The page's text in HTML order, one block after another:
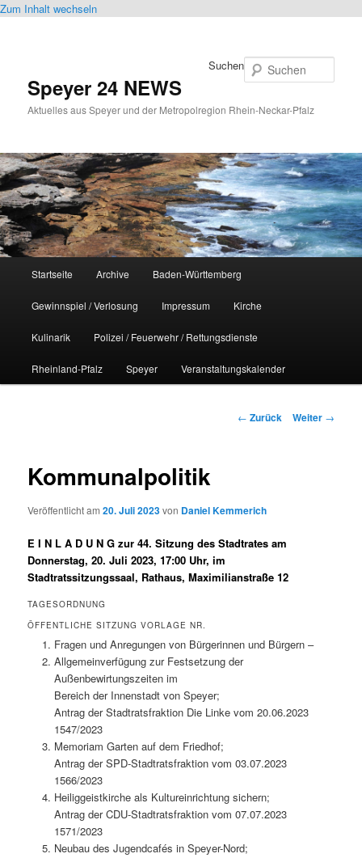
Zum Inhalt wechseln
Speyer 24 NEWS
Aktuelles aus Speyer und der Metropolregion Rhein-Neckar-Pfalz
Suchen
Startseite Archive Baden-Württemberg
Gewinnspiel / Verlosung Impressum Kirche
Kulinarik Polizei / Feuerwehr / Rettungsdienste
Rheinland-Pfalz Speyer Veranstaltungskalender
Beitrags-
← Zurück Weiter →
Kommunalpolitik
Veröffentlicht am20. Juli 2023von Daniel Kemmerich
E I N L A D U N G zur 44. Sitzung des Stadtrates am
Donnerstag, 20. Juli 2023, 17:00 Uhr, im
Stadtratssitzungssaal, Rathaus, Maximilianstraße 12
TAGESORDNUNG
ÖFFENTLICHE SITZUNG VORLAGE NR.
Fragen und Anregungen von Bürgerinnen und Bürgern –
Allgemeinverfügung zur Festsetzung der
Außenbewirtungszeiten im
Bereich der Innenstadt von Speyer;
Antrag der Stadtratsfraktion Die Linke vom 20.06.2023
1547/2023
Memoriam Garten auf dem Friedhof;
Antrag der SPD-Stadtratsfraktion vom 03.07.2023
1566/2023
Heiliggeistkirche als Kultureinrichtung sichern;
Antrag der CDU-Stadtratsfraktion vom 07.07.2023
1571/2023
Neubau des Jugendcafés in Speyer-Nord;